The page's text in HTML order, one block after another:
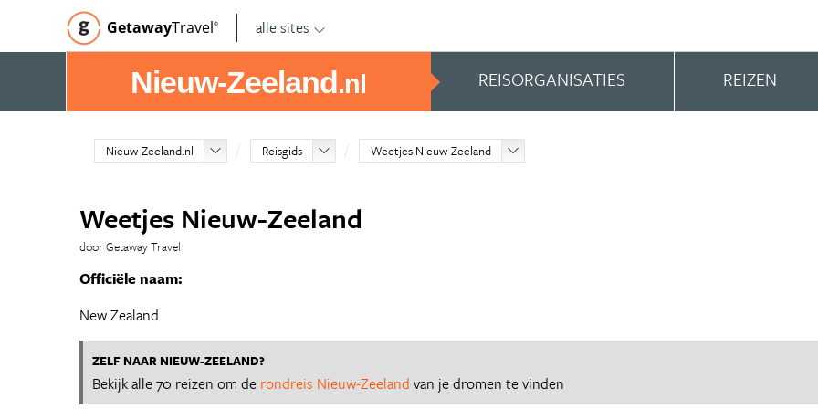
GetawayTravel© alle sites
Nieuw-Zeeland.nl REISORGANISATIES REIZEN
Nieuw-Zeeland.nl Reisgids Weetjes Nieuw-Zeeland
Weetjes Nieuw-Zeeland
door Getaway Travel
Officiële naam:
New Zealand
ZELF NAAR NIEUW-ZEELAND?
Bekijk alle 70 reizen om de rondreis Nieuw-Zeeland van je dromen te vinden